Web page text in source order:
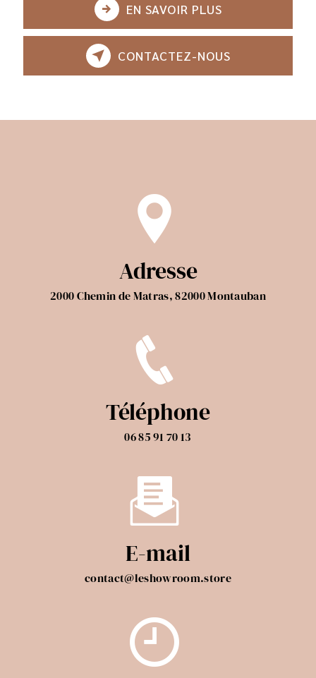
EN SAVOIR PLUS
CONTACTEZ-NOUS
Adresse
2000 Chemin de Matras, 82000 Montauban
Téléphone
06 85 91 70 13
E-mail
contact@leshowroom.store